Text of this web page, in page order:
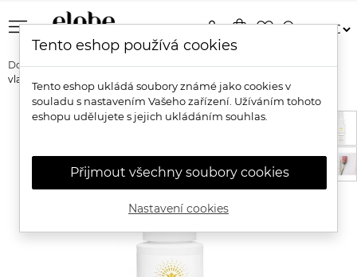
menu shopping_bagfavorite_bordersearch
person
Domů Značky Innersense
Innersense I Create Finish - Lak na
vlasy
Tento eshop používá cookies
Tento eshop ukládá soubory známé jako cookies v
souladu s nastavením Vašeho zařízení. Užíváním tohoto
eshopu udělujete s jejich ukládáním souhlas.
Přijmout všechny soubory cookies
Nastavení cookies